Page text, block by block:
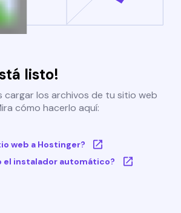
listo!
cargar los archivos de tu sitio web
cómo hacerlo aquí:
web a Hostinger?
el instalador automático?